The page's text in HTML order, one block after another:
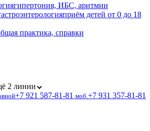
гипертония, ИБС, аритмии
приём детей от 0 до 18
практика, справки
2 линии
+7 921 587‑81‑81 моб. +7 931 357‑81‑81